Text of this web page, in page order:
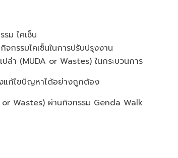
รม ไคเซ็น
กรรมไคเซ็นในการปรับปรุงงาน
ล่า (MUDA or Wastes) ในกระบวนการ
ก้ไขปัญหาได้อย่างถูกต้อง
or Wastes) ผ่านกิจกรรม Genda Walk